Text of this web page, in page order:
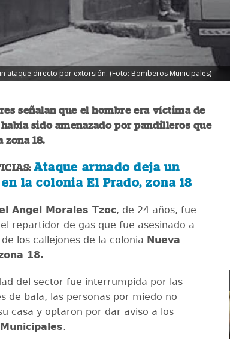
ataque directo por extorsión. (Foto: Bomberos Municipales)
señalan que el hombre era víctima de
sido amenazado por pandilleros que
zona 18.
Ataque armado deja un
la colonia El Prado, zona 18
Angel Morales Tzoc, de 24 años, fue
repartidor de gas que fue asesinado a
los callejones de la colonia Nueva
18.
del sector fue interrumpida por las
de bala, las personas por miedo no
casa y optaron por dar aviso a los
.